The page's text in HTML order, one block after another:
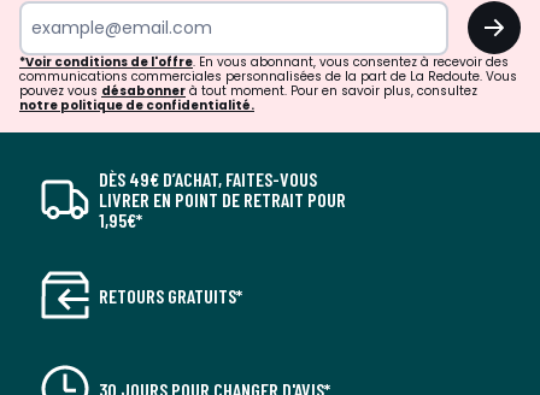
OK
*Voir conditions de l'offre. En vous abonnant, vous consentez à recevoir des
communications commerciales personnalisées de la part de La Redoute. Vous
pouvez vous désabonner à tout moment. Pour en savoir plus, consultez
notre politique de confidentialité.
DÈS 49€ D’ACHAT, FAITES-VOUS
LIVRER EN POINT DE RETRAIT POUR
1,95€*
RETOURS GRATUITS*
30 JOURS POUR CHANGER D'AVIS*